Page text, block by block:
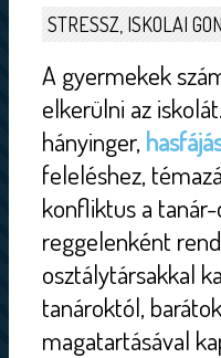
STRESSZ, ISKOLAI
A gyermekek
elkerülni az
hányinger,
feleléshez,
konfliktus a
reggelenként
osztálytársakkal
tanároktól,
magatartásával